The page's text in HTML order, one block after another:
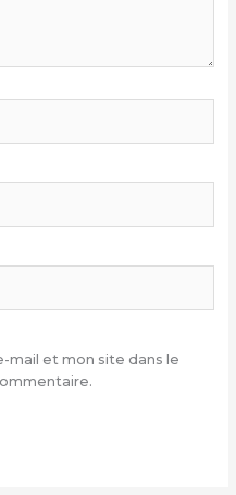
mail et mon site dans le